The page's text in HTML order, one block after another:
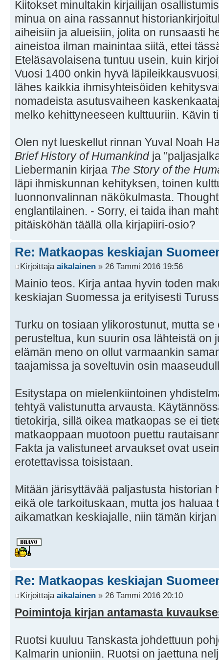
Kiitokset minultakin kirjailijan
minua on aina rassannut
aiheisiin ja alueisiin, jolita on runsaasti
aineistoa ilman mainintaa siitä, ettei
Eteläsavolaisena tuntuu usein, kuin
Vuosi 1400 onkin hyvä
lähes kaikkia ihmisyhteisöiden
nomadeista asutusvaiheen
melko kehittyneeseen kulttuuriin. Kävin
Olen nyt lueskellut rinnan Yuval Noah
Brief History of Humankindja
Liebermanin kirjaa The Story of the
läpi ihmiskunnan kehityksen, toinen
luonnonvalinnan näkökulmasta.
englantilainen. - Sorry, ei taida ihan
pitäisköhän täällä olla kirjapiiri-osio?
Re: Matkaopas keskiajan
Kirjoittaja aikalainen » 26 Tammi 2016 19:56
Mainio teos. Kirja antaa hyvin toden
keskiajan Suomessa ja erityisesti
Turku on tosiaan ylikorostunut, mutta
perusteltua, kun suurin osa lähteistä on
elämän meno on ollut varmaankin
taajamissa ja soveltuvin osin
Esitystapa on mielenkiintoinen
tehtyä valistunutta arvausta.
tietokirja, sillä oikea matkaopas se ei
matkaoppaan muotoon puettu
Fakta ja valistuneet arvaukset ovat
erotettavissa toisistaan.
Mitään järisyttävää paljastusta historian
eikä ole tarkoituskaan, mutta jos
aikamatkan keskiajalle, niin tämän
Re: Matkaopas keskiajan
Kirjoittaja aikalainen » 26 Tammi 2016 20:10
Poimintoja kirjan antamasta
Ruotsi kuuluu Tanskasta johdettuun
Kalmarin unioniin. Ruotsi on jaettuna